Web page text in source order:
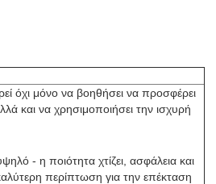
όχι μόνο να βοηθήσει να προσφέρει
και να χρησιμοποιήσει την ισχυρή
- η ποιότητα χτίζει, ασφάλεια και
περίπτωση για την επέκταση